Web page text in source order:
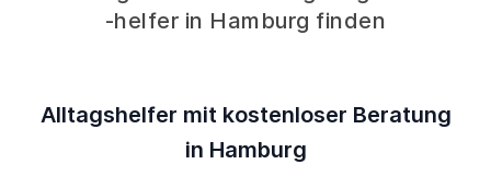
-helfer in Hamburg finden
Alltagshelfer mit kostenloser Beratung
in Hamburg